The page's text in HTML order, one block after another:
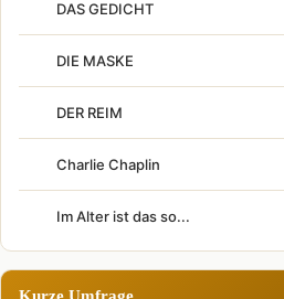
DAS GEDICHT
DIE MASKE
DER REIM
Charlie Chaplin
Im Alter ist das so...